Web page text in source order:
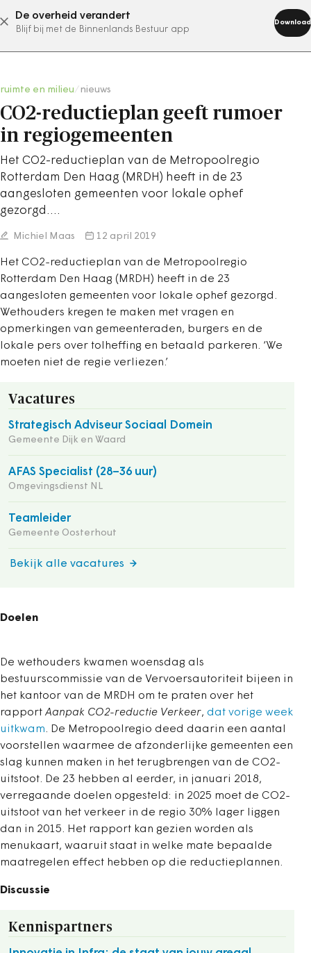
De overheid verandert
Blijf bij met de Binnenlands Bestuur app
Download
abonneer nu
ruimte en milieu nieuws
CO2-reductieplan geeft rumoer
in regiogemeenten
Het CO2-reductieplan van de Metropoolregio
Rotterdam Den Haag (MRDH) heeft in de 23
aangesloten gemeenten voor lokale ophef
gezorgd.…
Michiel Maas 12 april 2019
Het CO2-reductieplan van de Metropoolregio
Rotterdam Den Haag (MRDH) heeft in de 23
aangesloten gemeenten voor lokale ophef gezorgd.
Wethouders kregen te maken met vragen en
opmerkingen van gemeenteraden, burgers en de
lokale pers over tolheffing en betaald parkeren. ‘We
moeten niet de regie verliezen.’
Vacatures
Strategisch Adviseur Sociaal Domein
Gemeente Dijk en Waard
AFAS Specialist (28–36 uur)
Omgevingsdienst NL
Teamleider
Gemeente Oosterhout
Bekijk alle vacatures
Doelen
De wethouders kwamen woensdag als
bestuurscommissie van de Vervoersautoriteit bijeen in
het kantoor van de MRDH om te praten over het
rapport Aanpak CO2-reductie Verkeer, dat vorige week
uitkwam. De Metropoolregio deed daarin een aantal
voorstellen waarmee de afzonderlijke gemeenten een
slag kunnen maken in het terugbrengen van de CO2-
uitstoot. De 23 hebben al eerder, in januari 2018,
verregaande doelen opgesteld: in 2025 moet de CO2-
uitstoot van het verkeer in de regio 30% lager liggen
dan in 2015. Het rapport kan gezien worden als
menukaart, waaruit staat in welke mate bepaalde
maatregelen effect hebben op die reductieplannen.
Discussie
Kennispartners